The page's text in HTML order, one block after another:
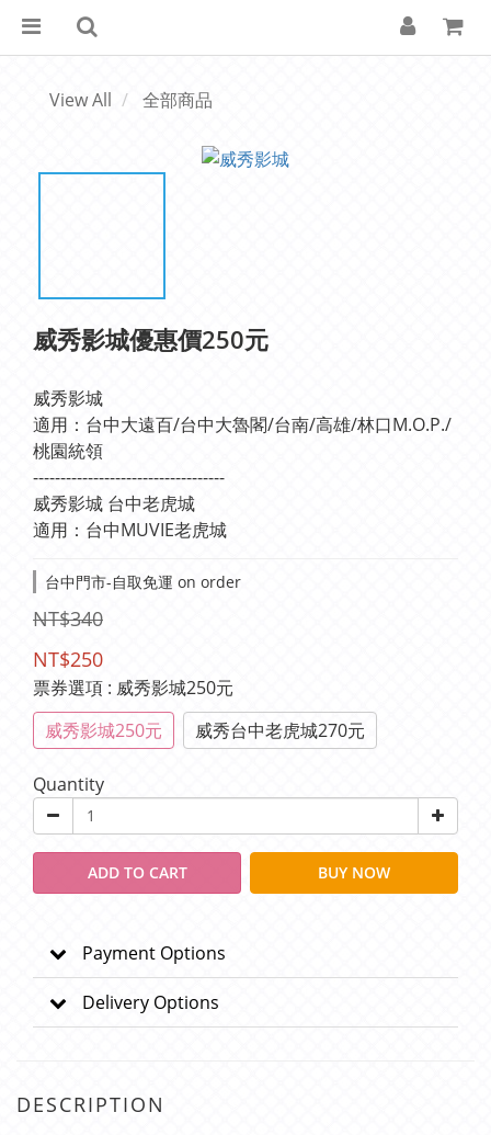
View All 全部商品
威秀影城優惠價250元
威秀影城
適用：台中大遠百/台中大魯閣/台南/高雄/林口M.O.P./
桃園統領
-----------------------------------
威秀影城 台中老虎城
適用：台中MUVIE老虎城
台中門市-自取免運 on order
NT$340
NT$250
票券選項 : 威秀影城250元
威秀影城250元
威秀台中老虎城270元
Quantity
ADD TO CART BUY NOW
Payment Options
Delivery Options
DESCRIPTION